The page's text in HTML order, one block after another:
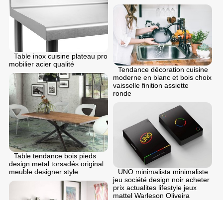
Table inox cuisine plateau pro
mobilier acier qualité
Tendance décoration cuisine
moderne en blanc et bois choix
vaisselle finition assiette
ronde
Table tendance bois pieds
design metal torsadés original
meuble designer style
UNO minimalista minimaliste
jeu société design noir acheter
prix actualites lifestyle jeux
mattel Warleson Oliveira